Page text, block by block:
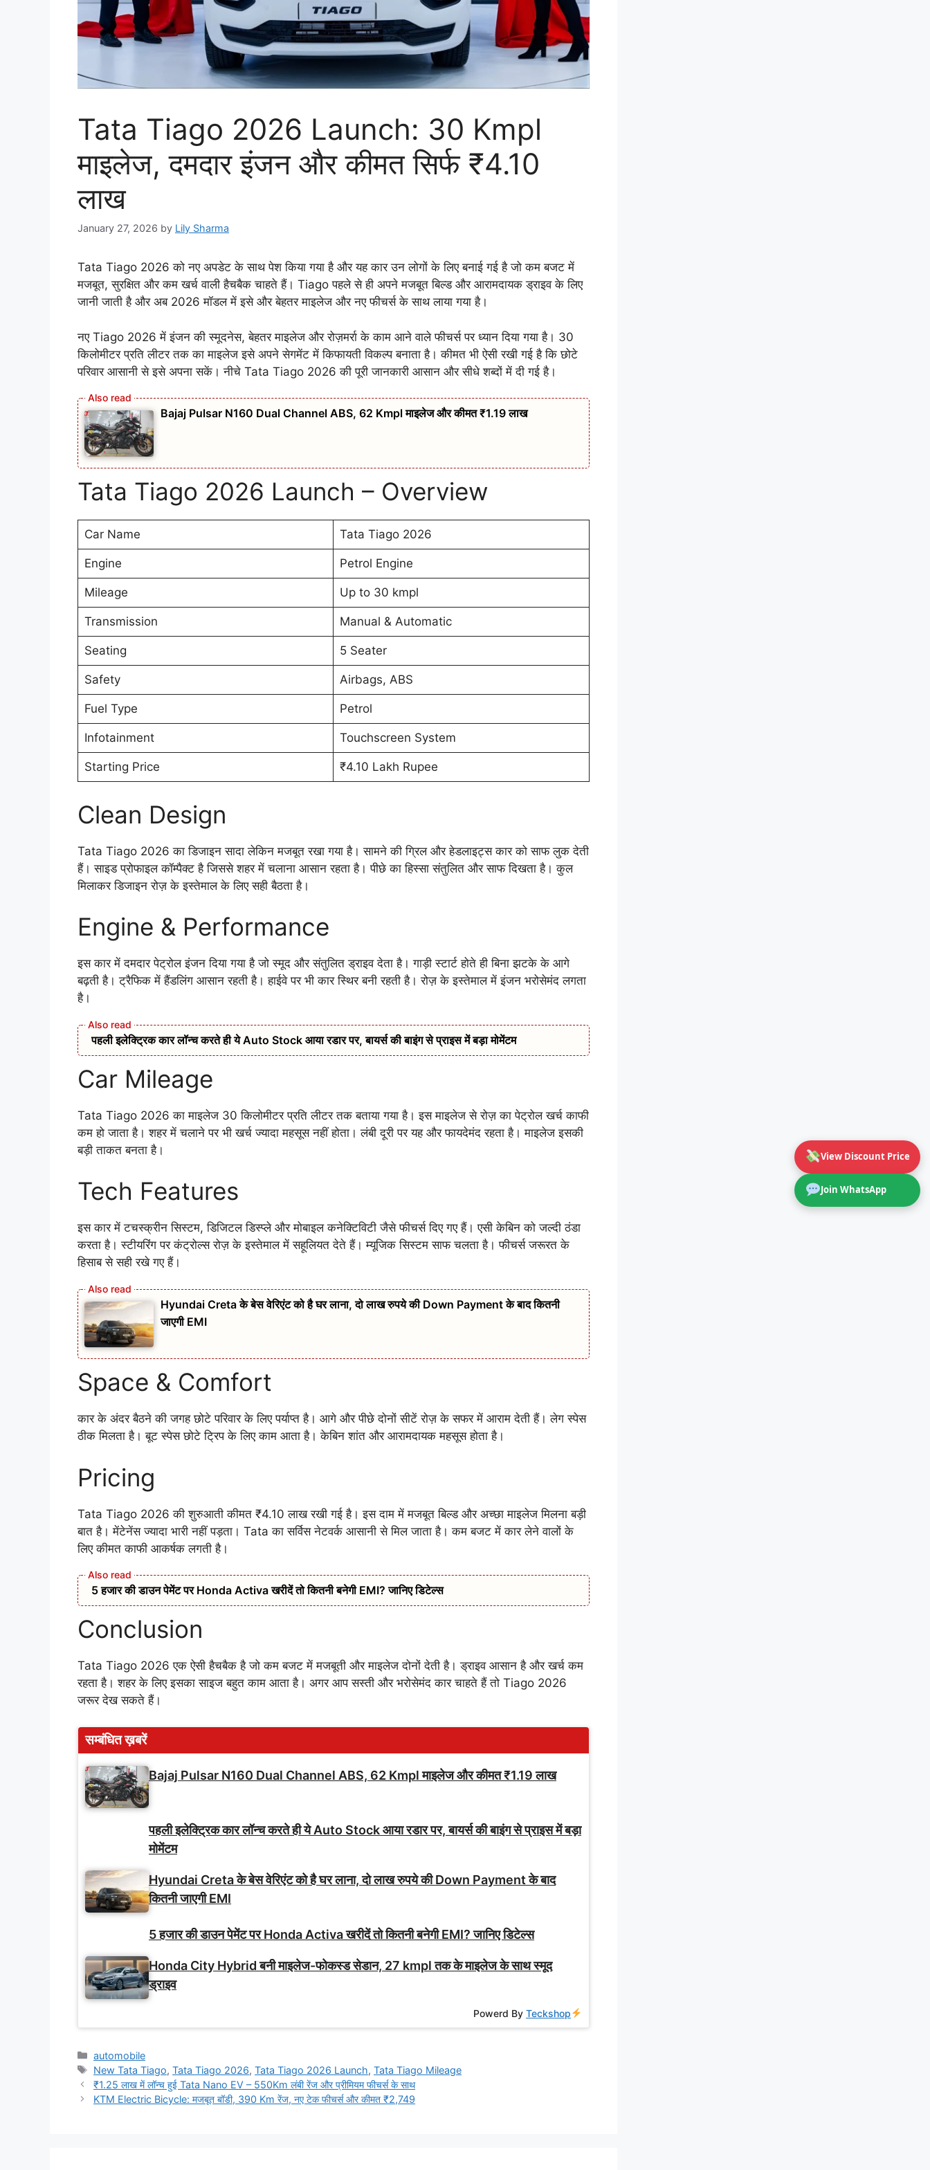
View Discount Price
Join WhatsApp
Tata Tiago 2026 Launch: 30 Kmpl
माइलेज, दमदार इंजन और कीमत सिर्फ ₹4.10
लाख
January 27, 2026 by Lily Sharma
Tata Tiago 2026 को नए अपडेट के साथ पेश किया गया है और यह कार उन लोगों के लिए बनाई गई है जो कम बजट में
मजबूत, सुरक्षित और कम खर्च वाली हैचबैक चाहते हैं। Tiago पहले से ही अपने मजबूत बिल्ड और आरामदायक ड्राइव के लिए
जानी जाती है और अब 2026 मॉडल में इसे और बेहतर माइलेज और नए फीचर्स के साथ लाया गया है।
नए Tiago 2026 में इंजन की स्मूदनेस, बेहतर माइलेज और रोज़मर्रा के काम आने वाले फीचर्स पर ध्यान दिया गया है। 30
किलोमीटर प्रति लीटर तक का माइलेज इसे अपने सेगमेंट में किफायती विकल्प बनाता है। कीमत भी ऐसी रखी गई है कि छोटे
परिवार आसानी से इसे अपना सकें। नीचे Tata Tiago 2026 की पूरी जानकारी आसान और सीधे शब्दों में दी गई है।
Bajaj Pulsar N160 Dual Channel ABS, 62 Kmpl माइलेज और कीमत ₹1.19 लाख
Tata Tiago 2026 Launch – Overview
Car Name Tata Tiago 2026
Engine Petrol Engine
Mileage Up to 30 kmpl
Transmission Manual & Automatic
Seating 5 Seater
Safety Airbags, ABS
Fuel Type Petrol
Infotainment Touchscreen System
Starting Price ₹4.10 Lakh Rupee
Clean Design
Tata Tiago 2026 का डिजाइन सादा लेकिन मजबूत रखा गया है। सामने की ग्रिल और हेडलाइट्स कार को साफ लुक देती
हैं। साइड प्रोफाइल कॉम्पैक्ट है जिससे शहर में चलाना आसान रहता है। पीछे का हिस्सा संतुलित और साफ दिखता है। कुल
मिलाकर डिजाइन रोज़ के इस्तेमाल के लिए सही बैठता है।
Engine & Performance
इस कार में दमदार पेट्रोल इंजन दिया गया है जो स्मूद और संतुलित ड्राइव देता है। गाड़ी स्टार्ट होते ही बिना झटके के आगे
बढ़ती है। ट्रैफिक में हैंडलिंग आसान रहती है। हाईवे पर भी कार स्थिर बनी रहती है। रोज़ के इस्तेमाल में इंजन भरोसेमंद लगता
है।
पहली इलेक्ट्रिक कार लॉन्च करते ही ये Auto Stock आया रडार पर, बायर्स की बाइंग से प्राइस में बड़ा मोमेंटम
Car Mileage
Tata Tiago 2026 का माइलेज 30 किलोमीटर प्रति लीटर तक बताया गया है। इस माइलेज से रोज़ का पेट्रोल खर्च काफी
कम हो जाता है। शहर में चलाने पर भी खर्च ज्यादा महसूस नहीं होता। लंबी दूरी पर यह और फायदेमंद रहता है। माइलेज इसकी
बड़ी ताकत बनता है।
Tech Features
इस कार में टचस्क्रीन सिस्टम, डिजिटल डिस्प्ले और मोबाइल कनेक्टिविटी जैसे फीचर्स दिए गए हैं। एसी केबिन को जल्दी ठंडा
करता है। स्टीयरिंग पर कंट्रोल्स रोज़ के इस्तेमाल में सहूलियत देते हैं। म्यूजिक सिस्टम साफ चलता है। फीचर्स जरूरत के
हिसाब से सही रखे गए हैं।
Hyundai Creta के बेस वेरिएंट को है घर लाना, दो लाख रुपये की Down Payment के बाद कितनी
जाएगी EMI
Space & Comfort
कार के अंदर बैठने की जगह छोटे परिवार के लिए पर्याप्त है। आगे और पीछे दोनों सीटें रोज़ के सफर में आराम देती हैं। लेग स्पेस
ठीक मिलता है। बूट स्पेस छोटे ट्रिप के लिए काम आता है। केबिन शांत और आरामदायक महसूस होता है।
Pricing
Tata Tiago 2026 की शुरुआती कीमत ₹4.10 लाख रखी गई है। इस दाम में मजबूत बिल्ड और अच्छा माइलेज मिलना बड़ी
बात है। मेंटेनेंस ज्यादा भारी नहीं पड़ता। Tata का सर्विस नेटवर्क आसानी से मिल जाता है। कम बजट में कार लेने वालों के
लिए कीमत काफी आकर्षक लगती है।
5 हजार की डाउन पेमेंट पर Honda Activa खरीदें तो कितनी बनेगी EMI? जानिए डिटेल्स
Conclusion
Tata Tiago 2026 एक ऐसी हैचबैक है जो कम बजट में मजबूती और माइलेज दोनों देती है। ड्राइव आसान है और खर्च कम
रहता है। शहर के लिए इसका साइज बहुत काम आता है। अगर आप सस्ती और भरोसेमंद कार चाहते हैं तो Tiago 2026
जरूर देख सकते हैं।
सम्बंधित ख़बरें
Bajaj Pulsar N160 Dual Channel ABS, 62 Kmpl माइलेज और कीमत ₹1.19 लाख
पहली इलेक्ट्रिक कार लॉन्च करते ही ये Auto Stock आया रडार पर, बायर्स की बाइंग से प्राइस में बड़ा
मोमेंटम
Hyundai Creta के बेस वेरिएंट को है घर लाना, दो लाख रुपये की Down Payment के बाद
कितनी जाएगी EMI
5 हजार की डाउन पेमेंट पर Honda Activa खरीदें तो कितनी बनेगी EMI? जानिए डिटेल्स
Honda City Hybrid बनी माइलेज-फोकस्ड सेडान, 27 kmpl तक के माइलेज के साथ स्मूद
ड्राइव
Powerd ByTeckshop
Categories
automobile
Tags
New Tata Tiago,Tata Tiago 2026,Tata Tiago 2026 Launch,Tata Tiago Mileage
₹1.25 लाख में लॉन्च हुई Tata Nano EV – 550Km लंबी रेंज और प्रीमियम फीचर्स के साथ
KTM Electric Bicycle: मजबूत बॉडी, 390 Km रेंज, नए टेक फीचर्स और कीमत ₹2,749